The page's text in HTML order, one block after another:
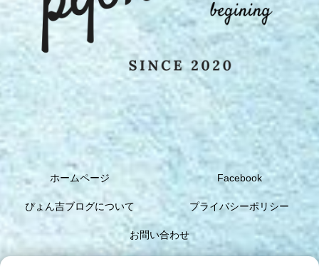
ホームページ Facebook
ぴょん吉ブログについて プライバシーポリシー
お問い合わせ